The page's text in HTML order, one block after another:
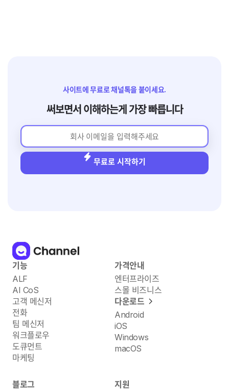
사이트에 무료로 채널톡을 붙이세요.
써보면서 이해하는게 가장 빠릅니다
무료로 시작하기
기능
ALF
AI CoS
고객 메신저
전화
팀 메신저
워크플로우
도큐먼트
마케팅
가격안내
엔터프라이즈
스몰 비즈니스
다운로드
Android
iOS
Windows
macOS
블로그
지원